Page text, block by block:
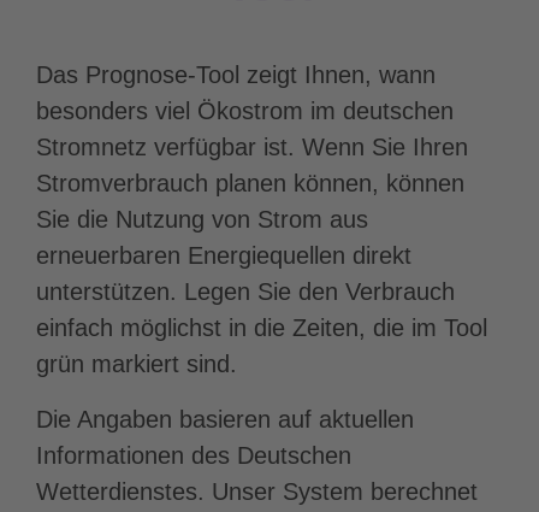
Das Prognose-Tool zeigt Ihnen, wann
besonders viel Ökostrom im deutschen
Stromnetz verfügbar ist. Wenn Sie Ihren
Stromverbrauch planen können, können
Sie die Nutzung von Strom aus
erneuerbaren Energiequellen direkt
unterstützen. Legen Sie den Verbrauch
einfach möglichst in die Zeiten, die im Tool
grün markiert sind.
Die Angaben basieren auf aktuellen
Informationen des Deutschen
Wetterdienstes. Unser System berechnet